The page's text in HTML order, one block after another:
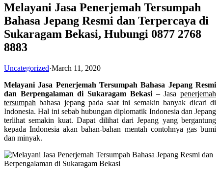
Melayani Jasa Penerjemah Tersumpah
Bahasa Jepang Resmi dan Terpercaya di
Sukaragam Bekasi, Hubungi 0877 2768
8883
Uncategorized·March 11, 2020
Melayani Jasa Penerjemah Tersumpah Bahasa Jepang Resmi
dan Berpengalaman di Sukaragam Bekasi – Jasapenerjemah
tersumpah bahasa jepang pada saat ini semakin banyak dicari di
Indonesia. Hal ini sebab hubungan diplomatik Indonesia dan Jepang
terlihat semakin kuat. Dapat dilihat dari Jepang yang bergantung
kepada Indonesia akan bahan-bahan mentah contohnya gas bumi
dan minyak.